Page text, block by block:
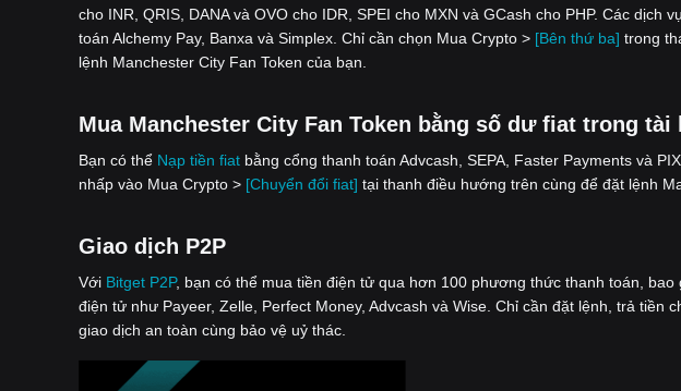
cho INR, QRIS, DANA và OVO cho IDR, SPEI cho MXN và GCash cho PHP. Các dịch
toán Alchemy Pay, Banxa và Simplex. Chỉ cần chọn Mua Crypto > [Bên thứ ba] trong
lệnh Manchester City Fan Token của bạn.
Mua Manchester City Fan Token bằng số dư fiat trong tài
Bạn có thể Nạp tiền fiat bằng cổng thanh toán Advcash, SEPA, Faster Payments và
nhấp vào Mua Crypto > [Chuyển đổi fiat] tại thanh điều hướng trên cùng để đặt lệnh
Giao dịch P2P
Với ‌Bitget P2P, bạn có thể mua tiền điện tử qua hơn 100 phương thức thanh toán,
điện tử như Payeer, Zelle, Perfect Money, Advcash và Wise. Chỉ cần đặt lệnh, trả tiền
giao dịch an toàn cùng bảo vệ uỷ thác.